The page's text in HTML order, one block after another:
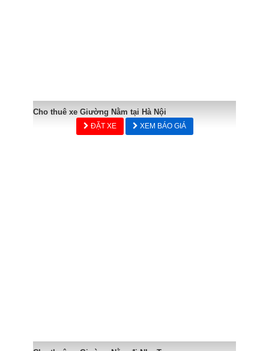
Cho thuê xe Giường Nằm tại Hà Nội
ĐẶT XE XEM BÁO GIÁ